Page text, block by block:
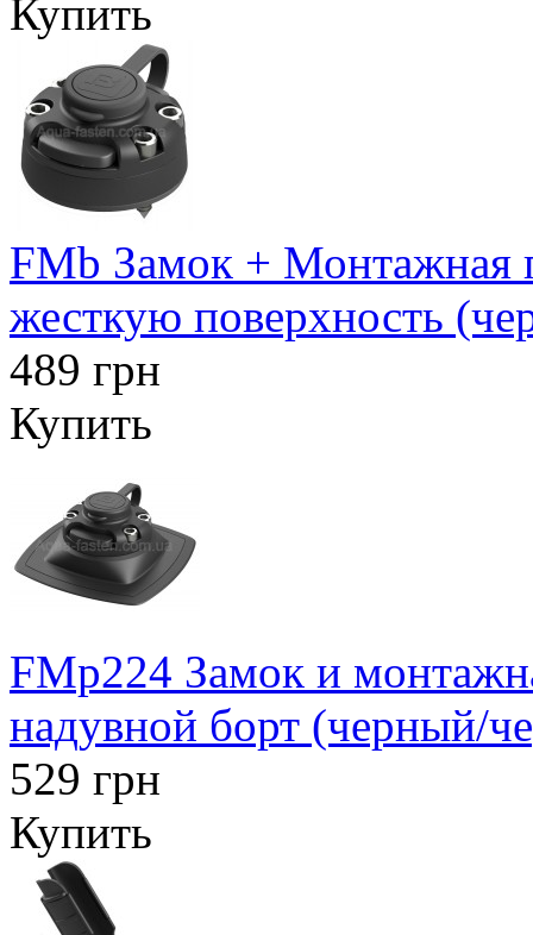
Купить
FMb Замок + Монтажная
жесткую поверхность
489 грн
Купить
FMp224 Замок и
надувной борт (черный/
529 грн
Купить